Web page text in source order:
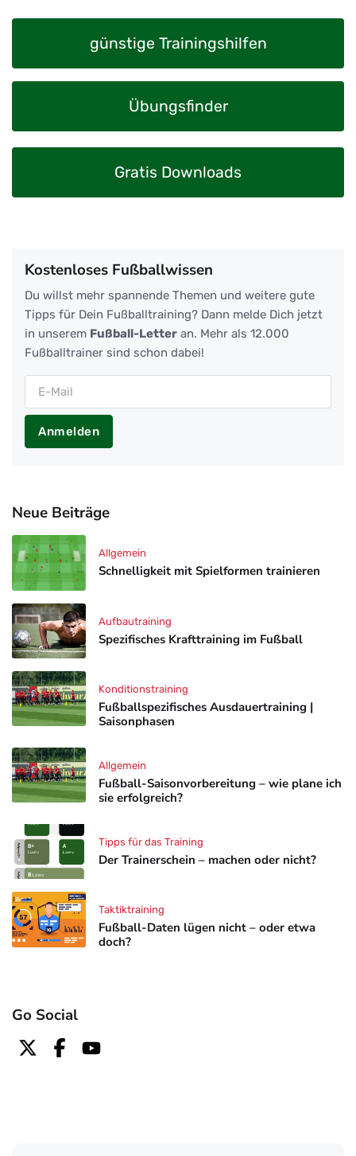
günstige Trainingshilfen
Übungsfinder
Gratis Downloads
Kostenloses Fußballwissen
Du willst mehr spannende Themen und weitere gute
Tipps für Dein Fußballtraining? Dann melde Dich jetzt
in unserem Fußball-Letter an. Mehr als 12.000
Fußballtrainer sind schon dabei!
Anmelden
Neue Beiträge
Schnelligkeit mit Spielformen trainieren
Allgemein
Spezifisches Krafttraining im Fußball
Aufbautraining
Fußballspezifisches Ausdauertraining |
Saisonphasen
Konditionstraining
Fußball-Saisonvorbereitung – wie plane ich
sie erfolgreich?
Allgemein
Der Trainerschein – machen oder nicht?
Tipps für das Training
Fußball-Daten lügen nicht – oder etwa
doch?
Taktiktraining
Go Social